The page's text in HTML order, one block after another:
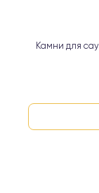
Камни для